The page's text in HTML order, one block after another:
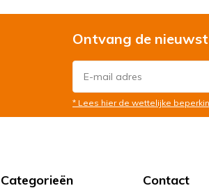
Ontvang de
* Lees hier de wettelijke
Categorieën Contact